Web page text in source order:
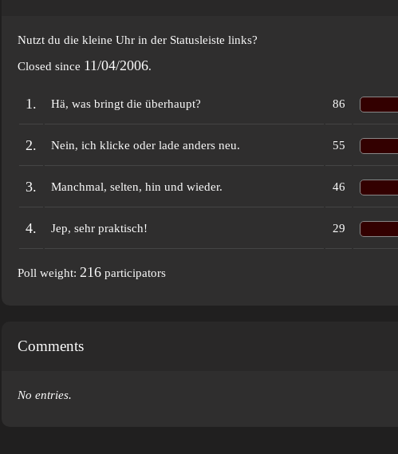
Nutzt du die kleine Uhr in der Statusleiste links?
Closed since 11/04/2006.
1. Hä, was bringt die überhaupt? 86
2. Nein, ich klicke oder lade anders neu. 55
3. Manchmal, selten, hin und wieder. 46
4. Jep, sehr praktisch! 29
Poll weight: 216 participators
Comments
No entries.